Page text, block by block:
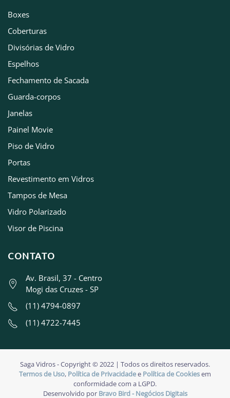
Boxes
Coberturas
Divisórias de Vidro
Espelhos
Fechamento de Sacada
Guarda-corpos
Janelas
Painel Movie
Piso de Vidro
Portas
Revestimento em Vidros
Tampos de Mesa
Vidro Polarizado
Visor de Piscina
CONTATO
Av. Brasil, 37 - Centro
Mogi das Cruzes - SP
(11) 4794-0897
(11) 4722-7445
Saga Vidros - Copyright © 2022 | Todos os direitos reservados.
Termos de Uso, Política de Privacidadee Política de Cookiesem
conformidade com a LGPD.
Desenvolvido por Bravo Bird - Negócios Digitais